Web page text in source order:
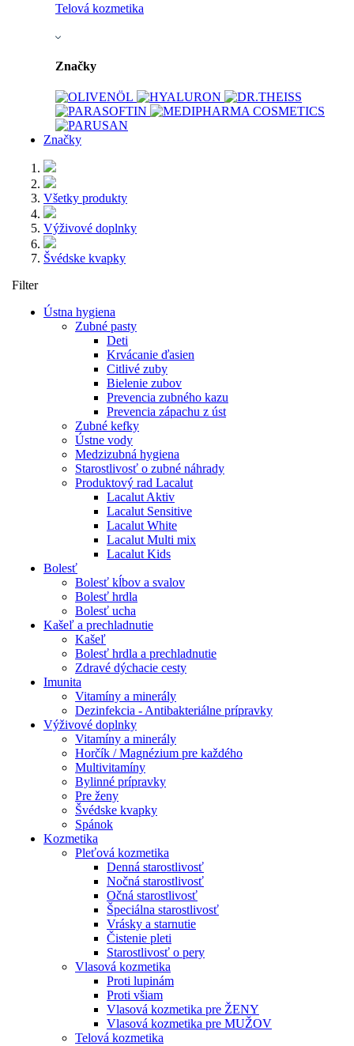
Telová kozmetika
Značky
Značky
Všetky produkty
Výživové doplnky
Švédske kvapky
Filter
Ústna hygiena
Zubné pasty
Deti
Krvácanie ďasien
Citlivé zuby
Bielenie zubov
Prevencia zubného kazu
Prevencia zápachu z úst
Zubné kefky
Ústne vody
Medzizubná hygiena
Starostlivosť o zubné náhrady
Produktový rad Lacalut
Lacalut Aktiv
Lacalut Sensitive
Lacalut White
Lacalut Multi mix
Lacalut Kids
Bolesť
Bolesť kĺbov a svalov
Bolesť hrdla
Bolesť ucha
Kašeľ a prechladnutie
Kašeľ
Bolesť hrdla a prechladnutie
Zdravé dýchacie cesty
Imunita
Vitamíny a minerály
Dezinfekcia - Antibakteriálne prípravky
Výživové doplnky
Vitamíny a minerály
Horčík / Magnézium pre každého
Multivitamíny
Bylinné prípravky
Pre ženy
Švédske kvapky
Spánok
Kozmetika
Pleťová kozmetika
Denná starostlivosť
Nočná starostlivosť
Očná starostlivosť
Špeciálna starostlivosť
Vrásky a starnutie
Čistenie pleti
Starostlivosť o pery
Vlasová kozmetika
Proti lupinám
Proti všiam
Vlasová kozmetika pre ŽENY
Vlasová kozmetika pre MUŽOV
Telová kozmetika